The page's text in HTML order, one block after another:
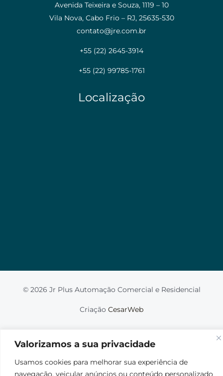
Não aceito
Aceito
Avenida Teixeira e Souza, 1119 – 10
Vila Nova, Cabo Frio – RJ, 25635-530
contato@jre.com.br
+55 (22) 2645-3914
+55 (22) 99785-1761
Localização
© 2026 Jr Plus Automação Comercial e Residencial
Criação CesarWeb
Fale Conosco